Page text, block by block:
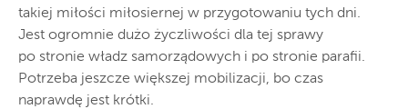
takiej miłości miłosiernej w przygotowaniu tych dni.
Jest ogromnie dużo życzliwości dla tej sprawy
po stronie władz samorządowych i po stronie parafii.
Potrzeba jeszcze większej mobilizacji, bo czas
naprawdę jest krótki.